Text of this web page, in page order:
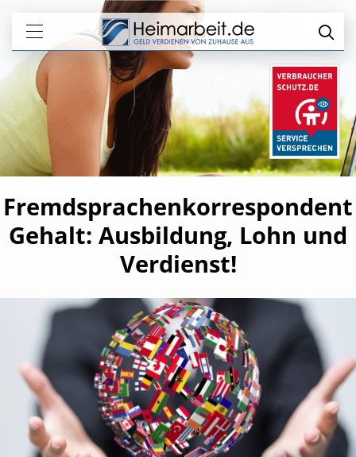
Fremdsprachenkorrespondent
Gehalt: Ausbildung, Lohn und
Verdienst!